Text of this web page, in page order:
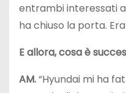
entrambi interessati
ha chiuso la porta.
E allora, cosa è
AM.“Hyundai mi ha